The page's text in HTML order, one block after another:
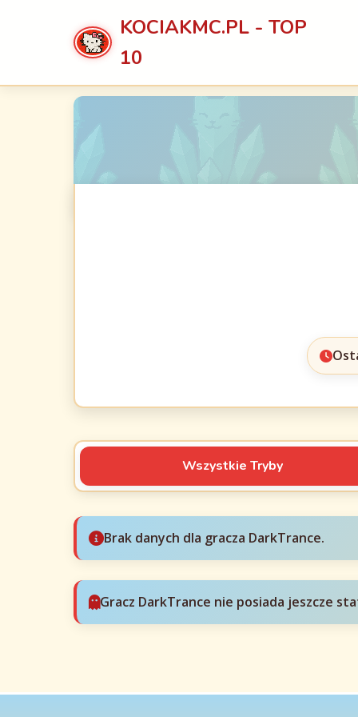
KOCIAKMC.PL - TOP
10
Wszystkie Tryby
Brak danych dla gracza DarkTrance.
Gracz DarkTrance nie posiada jeszcze